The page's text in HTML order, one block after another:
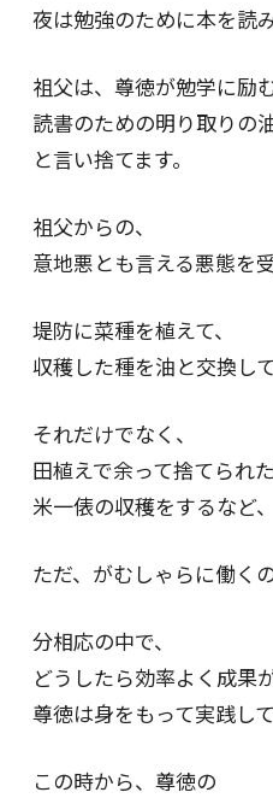
夜は勉強のために本を読
祖父は、尊徳が勉学に励
読書のための明り取りの
と言い捨てます。
祖父からの、
意地悪とも言える悪態を
堤防に菜種を植えて、
収穫した種を油と交換し
それだけでなく、
田植えで余って捨てられ
米一俵の収穫をするなど、
ただ、がむしゃらに働く
分相応の中で、
どうしたら効率よく成果
尊徳は身をもって実践し
この時から、尊徳の